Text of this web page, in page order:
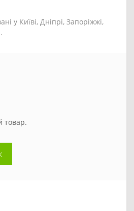
у Київі, Дніпрі, Запоріжжі,
товар.